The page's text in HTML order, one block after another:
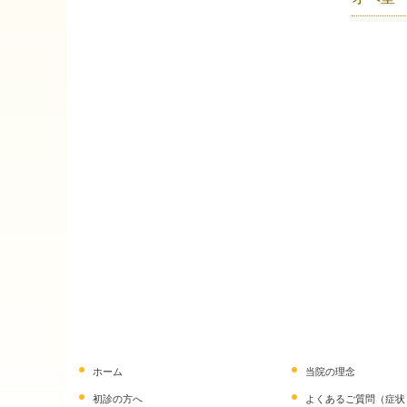
ホーム 当院の理念
初診の方へ よくあるご質問（症